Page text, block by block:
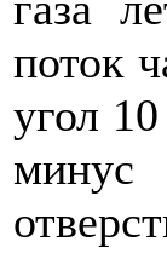
поток
угол
минус